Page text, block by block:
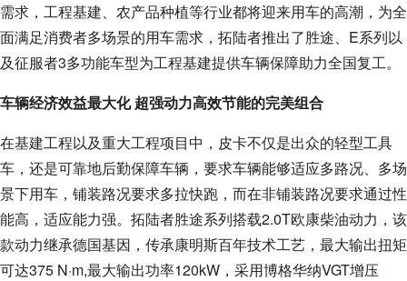
需求，工程基建、农产品种植等行业都将迎来用车的高潮，为全
面满足消费者多场景的用车需求，拓陆者推出了胜途、E系列以
及征服者3多功能车型为工程基建提供车辆保障助力全国复工。
车辆经济效益最大化 超强动力高效节能的完美组合
在基建工程以及重大工程项目中，皮卡不仅是出众的轻型工具
车，还是可靠地后勤保障车辆，要求车辆能够适应多路况、多场
景下用车，铺装路况要求多拉快跑，而在非铺装路况要求通过性
能高，适应能力强。拓陆者胜途系列搭载2.0T欧康柴油动力，该
款动力继承德国基因，传承康明斯百年技术工艺，最大输出扭矩
可达375 N·m,最大输出功率120kW，采用博格华纳VGT增压